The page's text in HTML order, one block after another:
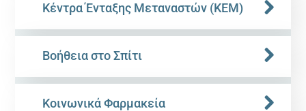
Κέντρα Ένταξης Μεταναστών (ΚΕΜ)
Βοήθεια στο Σπίτι
Κοινωνικά Φαρμακεία